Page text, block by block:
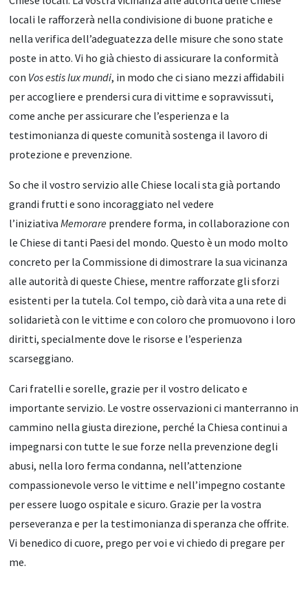
locali le rafforzerà nella condivisione di buone pratiche e
nella verifica dell’adeguatezza delle misure che sono state
poste in atto. Vi ho già chiesto di assicurare la conformità
con Vos estis lux mundi, in modo che ci siano mezzi affidabili
per accogliere e prendersi cura di vittime e sopravvissuti,
come anche per assicurare che l’esperienza e la
testimonianza di queste comunità sostenga il lavoro di
protezione e prevenzione.
So che il vostro servizio alle Chiese locali sta già portando
grandi frutti e sono incoraggiato nel vedere
l’iniziativaMemorare prendere forma, in collaborazione con
le Chiese di tanti Paesi del mondo. Questo è un modo molto
concreto per la Commissione di dimostrare la sua vicinanza
alle autorità di queste Chiese, mentre rafforzate gli sforzi
esistenti per la tutela. Col tempo, ciò darà vita a una rete di
solidarietà con le vittime e con coloro che promuovono i loro
diritti, specialmente dove le risorse e l’esperienza
scarseggiano.
Cari fratelli e sorelle, grazie per il vostro delicato e
importante servizio. Le vostre osservazioni ci manterranno in
cammino nella giusta direzione, perché la Chiesa continui a
impegnarsi con tutte le sue forze nella prevenzione degli
abusi, nella loro ferma condanna, nell’attenzione
compassionevole verso le vittime e nell’impegno costante
per essere luogo ospitale e sicuro. Grazie per la vostra
perseveranza e per la testimonianza di speranza che offrite.
Vi benedico di cuore, prego per voi e vi chiedo di pregare per
me.